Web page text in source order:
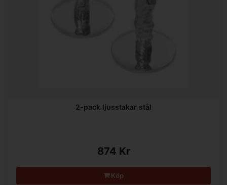
2-pack ljusstakar stål
874 Kr
Köp